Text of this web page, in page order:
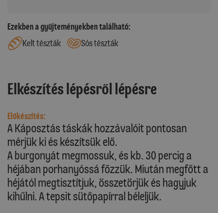
Ezekben a gyűjteményekben található:
Kelt tészták
Sós tészták
Elkészítés lépésről lépésre
Előkészítés:
A Káposztás táskák hozzávalóit pontosan
mérjük ki és készítsük elő.
A burgonyát megmossuk, és kb. 30 percig a
héjában porhanyóssá főzzük. Miután megfőtt a
héjától megtisztítjuk, összetörjük és hagyjuk
kihűlni. A tepsit sütőpapírral béleljük.